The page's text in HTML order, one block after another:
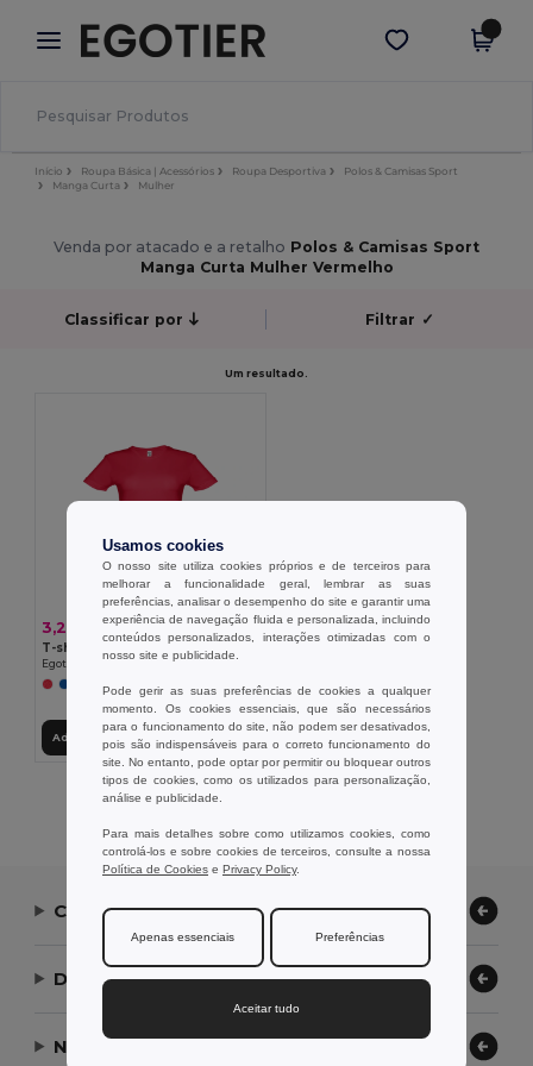
× App Egotier
Melhores preços na app!
Obter app
Início Roupa Básica | Acessórios Roupa Desportiva
Polos & Camisas Sport
Manga Curta
Mulher
Venda por atacado e a retalho Polos & Camisas Sport
Manga Curta Mulher Vermelho
Classificar por Filtrar ✓
Um resultado.
3,28 €
T-shirt técnica para senhora
Egotier 30128
Adicionar ao Carrinho
Exibindo Todos Os Produtos.
Contate-nos
Deixe-nos ajudar
Nossa Empresa
Usamos cookies
O nosso site utiliza cookies próprios e de terceiros para
melhorar a funcionalidade geral, lembrar as suas
preferências, analisar o desempenho do site e garantir uma
experiência de navegação fluida e personalizada, incluindo
conteúdos personalizados, interações otimizadas com o
nosso site e publicidade.
Pode gerir as suas preferências de cookies a qualquer
momento. Os cookies essenciais, que são necessários
para o funcionamento do site, não podem ser desativados,
pois são indispensáveis para o correto funcionamento do
site. No entanto, pode optar por permitir ou bloquear outros
tipos de cookies, como os utilizados para personalização,
análise e publicidade.
Para mais detalhes sobre como utilizamos cookies, como
controlá-los e sobre cookies de terceiros, consulte a nossa
Política de Cookies e Privacy Policy.
Apenas essenciais Preferências
Aceitar tudo